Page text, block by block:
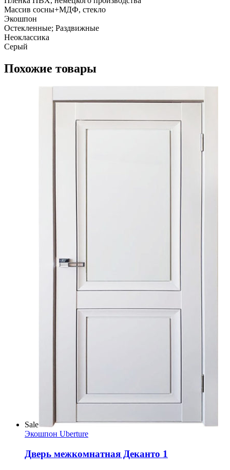
Массив сосны+МДФ, стекло
Экошпон
Остекленные; Раздвижные
Неоклассика
Серый
Похожие товары
Sale
Экошпон Uberture
Дверь межкомнатная Деканто 1